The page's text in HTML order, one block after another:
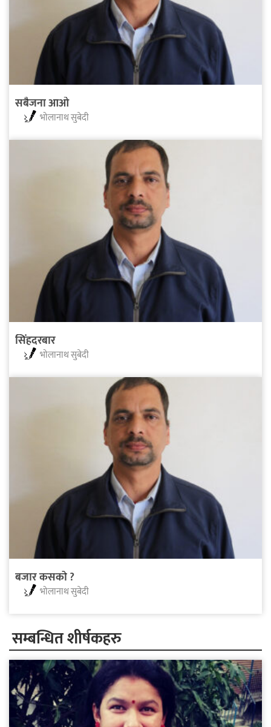
सबैजना आओ
भोलानाथ सुबेदी
सिंहदरबार
भोलानाथ सुबेदी
बजार कसकाे ?
भोलानाथ सुबेदी
सम्बन्धित शीर्षकहरु